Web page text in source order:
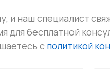
и наш специалист
для бесплатной
с политикой